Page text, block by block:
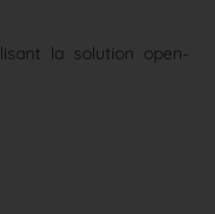
la solution open-